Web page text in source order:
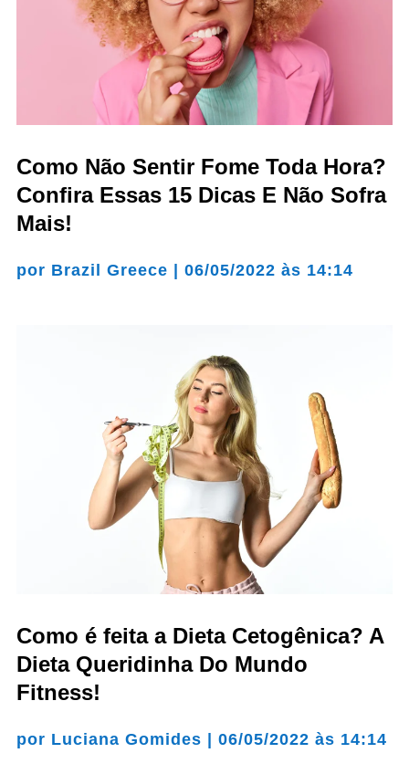
Como Não Sentir Fome Toda Hora?
Confira Essas 15 Dicas E Não Sofra
Mais!
por Brazil Greece 06/05/2022 às 14:14
Como é feita a Dieta Cetogênica? A
Dieta Queridinha Do Mundo
Fitness!
por Luciana Gomides | 06/05/2022 às 14:14